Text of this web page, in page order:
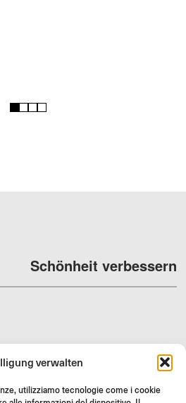
verwalten
utilizziamo tecnologie come i cookie
1 2 3 4
Schönheit verbessern